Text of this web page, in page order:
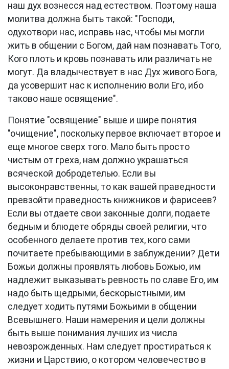
наш дух вознесся над естеством. Поэтому наша
молитва должна быть такой: "Господи,
одухотвори нас, исправь нас, чтобы мы могли
жить в общении с Богом, дай нам познавать Того,
Кого плоть и кровь познавать или различать не
могут. Да владычествует в нас Дух живого Бога,
да усовершит нас к исполнению воли Его, ибо
таково наше освящение".
Понятие "освящение" выше и шире понятия
"очищение", поскольку первое включает второе и
еще многое сверх того. Мало быть просто
чистым от греха, нам должно украшаться
всяческой добродетелью. Если вы
высоконравственны, то как вашей праведности
превзойти праведность книжников и фарисеев?
Если вы отдаете свои законные долги, подаете
бедным и блюдете обряды своей религии, что
особенного делаете против тех, кого сами
почитаете пребывающими в заблуждении? Дети
Божьи должны проявлять любовь Божью, им
надлежит выказывать ревность по славе Его, им
надо быть щедрыми, бескорыстными, им
следует ходить путями Божьими в общении
Всевышнего. Наши намерения и цели должны
быть выше понимания лучших из числа
невозрожденных. Нам следует простираться к
жизни и Царствию, о котором человечество в